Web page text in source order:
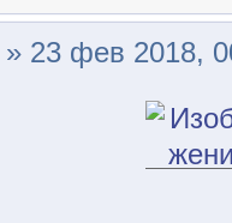
» 23 фев 2018,